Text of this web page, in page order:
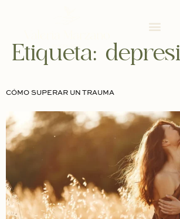
Etiqueta:
CÓMO SUPERAR UN TRAUMA